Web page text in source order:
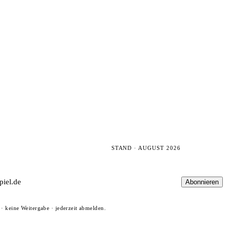
STAND · AUGUST 2026
Abonnieren
keine Weitergabe · jederzeit abmelden.